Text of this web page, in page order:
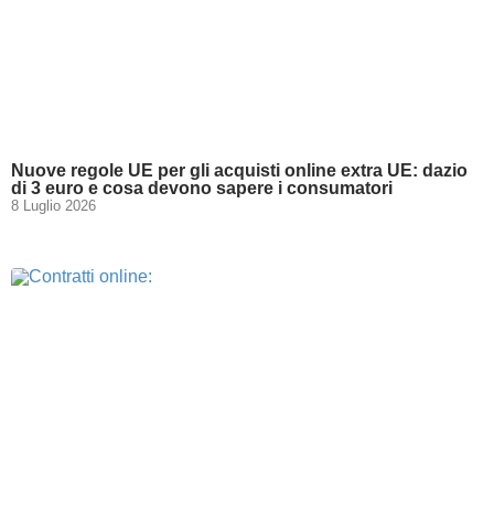
Nuove regole UE per gli acquisti online extra UE: dazio
di 3 euro e cosa devono sapere i consumatori
8 Luglio 2026